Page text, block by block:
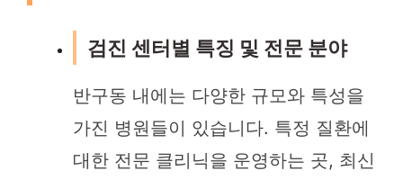
검진 센터별 특징 및 전문 분야
반구동 내에는 다양한 규모와 특성을
가진 병원들이 있습니다. 특정 질환에
대한 전문 클리닉을 운영하는 곳, 최신